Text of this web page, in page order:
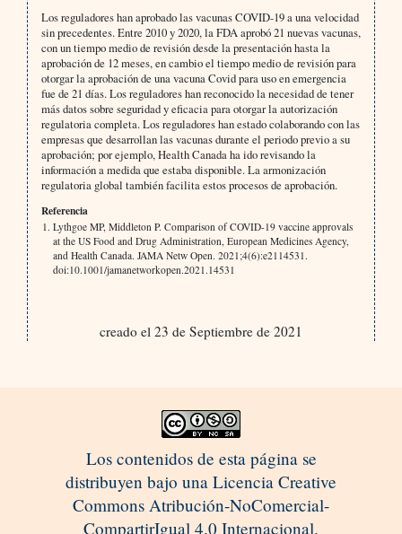
Los reguladores han aprobado las vacunas COVID-19 a una velocidad
sin precedentes. Entre 2010 y 2020, la FDA aprobó 21 nuevas vacunas,
con un tiempo medio de revisión desde la presentación hasta la
aprobación de 12 meses, en cambio el tiempo medio de revisión para
otorgar la aprobación de una vacuna Covid para uso en emergencia
fue de 21 días. Los reguladores han reconocido la necesidad de tener
más datos sobre seguridad y eficacia para otorgar la autorización
regulatoria completa. Los reguladores han estado colaborando con las
empresas que desarrollan las vacunas durante el periodo previo a su
aprobación; por ejemplo, Health Canada ha ido revisando la
información a medida que estaba disponible. La armonización
regulatoria global también facilita estos procesos de aprobación.
Referencia
Lythgoe MP, Middleton P. Comparison of COVID-19 vaccine approvals
at the US Food and Drug Administration, European Medicines Agency,
and Health Canada. JAMA Netw Open. 2021;4(6):e2114531.
doi:10.1001/jamanetworkopen.2021.14531
creado el 23 de Septiembre de 2021
Los contenidos de esta página se
distribuyen bajo una Licencia Creative
Commons Atribución-NoComercial-
CompartirIgual 4.0 Internacional.